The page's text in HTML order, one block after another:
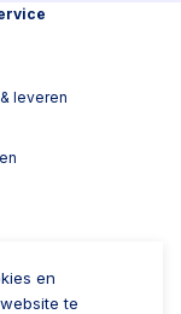
leveren
met Breure
en
te